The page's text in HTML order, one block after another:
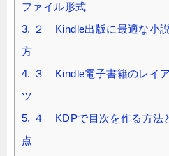
ファイル形式
3. ２ Kindle出版に最適な小
方
4. ３ Kindle電子書籍のレイ
ツ
5. ４ KDPで目次を作る方法
点